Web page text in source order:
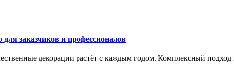
заказчиков и профессионалов
декорации растёт с каждым годом. Комплексный подход